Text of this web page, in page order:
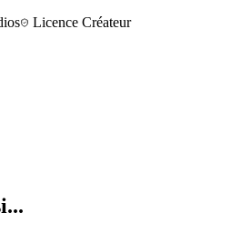
Licence Créateur